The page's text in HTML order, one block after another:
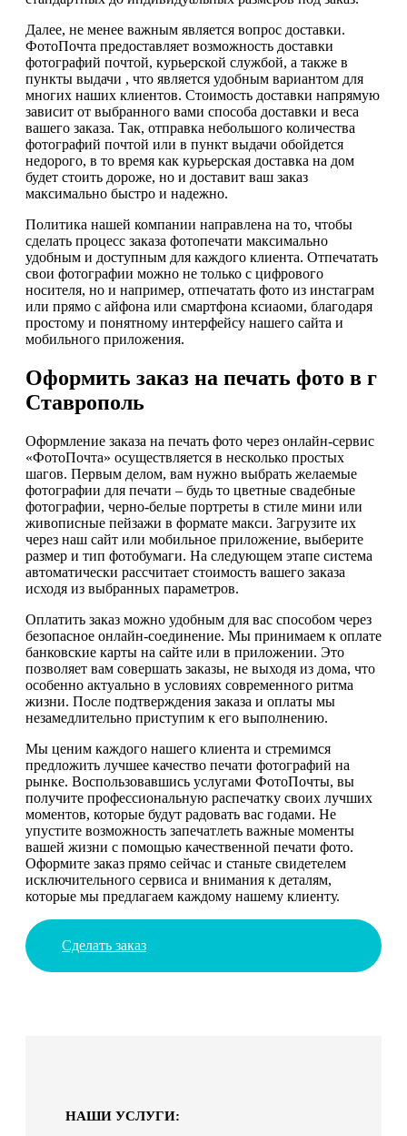
Далее, не менее важным является вопрос доставки.
ФотоПочта предоставляет возможность доставки
фотографий почтой, курьерской службой, а также в
пункты выдачи , что является удобным вариантом для
многих наших клиентов. Стоимость доставки напрямую
зависит от выбранного вами способа доставки и веса
вашего заказа. Так, отправка небольшого количества
фотографий почтой или в пункт выдачи обойдется
недорого, в то время как курьерская доставка на дом
будет стоить дороже, но и доставит ваш заказ
максимально быстро и надежно.
Политика нашей компании направлена на то, чтобы
сделать процесс заказа фотопечати максимально
удобным и доступным для каждого клиента. Отпечатать
свои фотографии можно не только с цифрового
носителя, но и например, отпечатать фото из инстаграм
или прямо с айфона или смартфона ксиаоми, благодаря
простому и понятному интерфейсу нашего сайта и
мобильного приложения.
Оформить заказ на печать фото в г
Ставрополь
Оформление заказа на печать фото через онлайн-сервис
«ФотоПочта» осуществляется в несколько простых
шагов. Первым делом, вам нужно выбрать желаемые
фотографии для печати – будь то цветные свадебные
фотографии, черно-белые портреты в стиле мини или
живописные пейзажи в формате макси. Загрузите их
через наш сайт или мобильное приложение, выберите
размер и тип фотобумаги. На следующем этапе система
автоматически рассчитает стоимость вашего заказа
исходя из выбранных параметров.
Оплатить заказ можно удобным для вас способом через
безопасное онлайн-соединение. Мы принимаем к оплате
банковские карты на сайте или в приложении. Это
позволяет вам совершать заказы, не выходя из дома, что
особенно актуально в условиях современного ритма
жизни. После подтверждения заказа и оплаты мы
незамедлительно приступим к его выполнению.
Мы ценим каждого нашего клиента и стремимся
предложить лучшее качество печати фотографий на
рынке. Воспользовавшись услугами ФотоПочты, вы
получите профессиональную распечатку своих лучших
моментов, которые будут радовать вас годами. Не
упустите возможность запечатлеть важные моменты
вашей жизни с помощью качественной печати фото.
Оформите заказ прямо сейчас и станьте свидетелем
исключительного сервиса и внимания к деталям,
которые мы предлагаем каждому нашему клиенту.
Сделать заказ
НАШИ УСЛУГИ: